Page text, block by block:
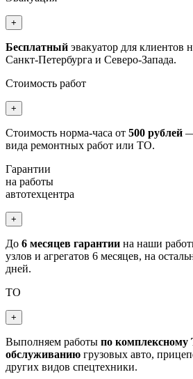
+
Бесплатный эвакуатор для клиентов
Санкт-Петербурга и Северо-Запада.
Стоимость работ
+
Стоимость норма-часа от 500 рублей —
вида ремонтных работ или ТО.
Гарантии
на работы
автотехцентра
+
До 6 месяцев гарантии на наши
узлов и агрегатов 6 месяцев, на
дней.
ТО
+
Выполняем работы по комплексному
обслуживанию грузовых авто,
других видов спецтехники.